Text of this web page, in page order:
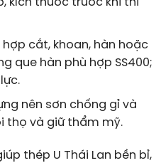
kích thước trước khi thi
cắt, khoan, hàn hoặc
que hàn phù hợp SS400;
nên sơn chống gỉ và
thọ và giữ thẩm mỹ.
thép U Thái Lan bền bỉ,